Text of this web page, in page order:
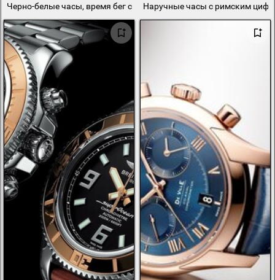
Черно-белые часы, время бег свой устремляет вдаль и жжет
Наручные часы с римским